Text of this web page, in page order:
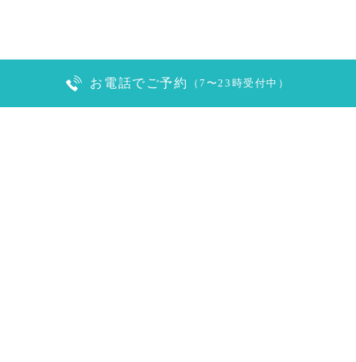
お電話でご予約 （7〜23時受付中）